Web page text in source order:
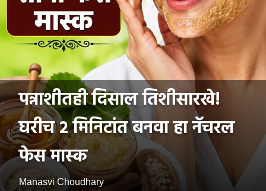
पन्नाशीतही दिसाल तिशीसारखे!
घरीच २ मिनिटांत बनवा हा नॅचरल
फेस मास्क
Manasvi Choudhary